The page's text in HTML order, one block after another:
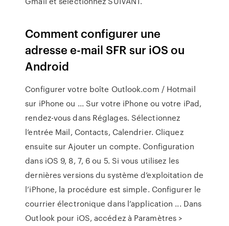
Comment configurer une
adresse e-mail SFR sur iOS ou
Android
Configurer votre boîte Outlook.com / Hotmail
sur iPhone ou ... Sur votre iPhone ou votre iPad,
rendez-vous dans Réglages. Sélectionnez
l’entrée Mail, Contacts, Calendrier. Cliquez
ensuite sur Ajouter un compte. Configuration
dans iOS 9, 8, 7, 6 ou 5. Si vous utilisez les
dernières versions du système d’exploitation de
l’iPhone, la procédure est simple. Configurer le
courrier électronique dans l’application ... Dans
Outlook pour iOS, accédez à Paramètres >